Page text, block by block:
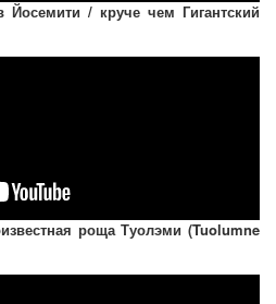
/ круче чем Гигантский
роща Туолэми (Tuolumne